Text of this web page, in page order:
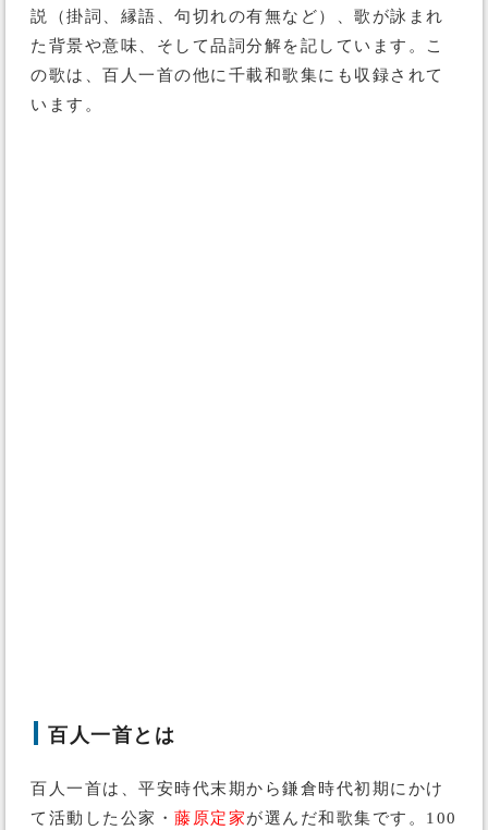
説（掛詞、縁語、句切れの有無など）、歌が詠まれ
た背景や意味、そして品詞分解を記しています。こ
の歌は、百人一首の他に千載和歌集にも収録されて
います。
百人一首とは
百人一首は、平安時代末期から鎌倉時代初期にかけ
て活動した公家・ 藤原定家が選んだ和歌集です。100